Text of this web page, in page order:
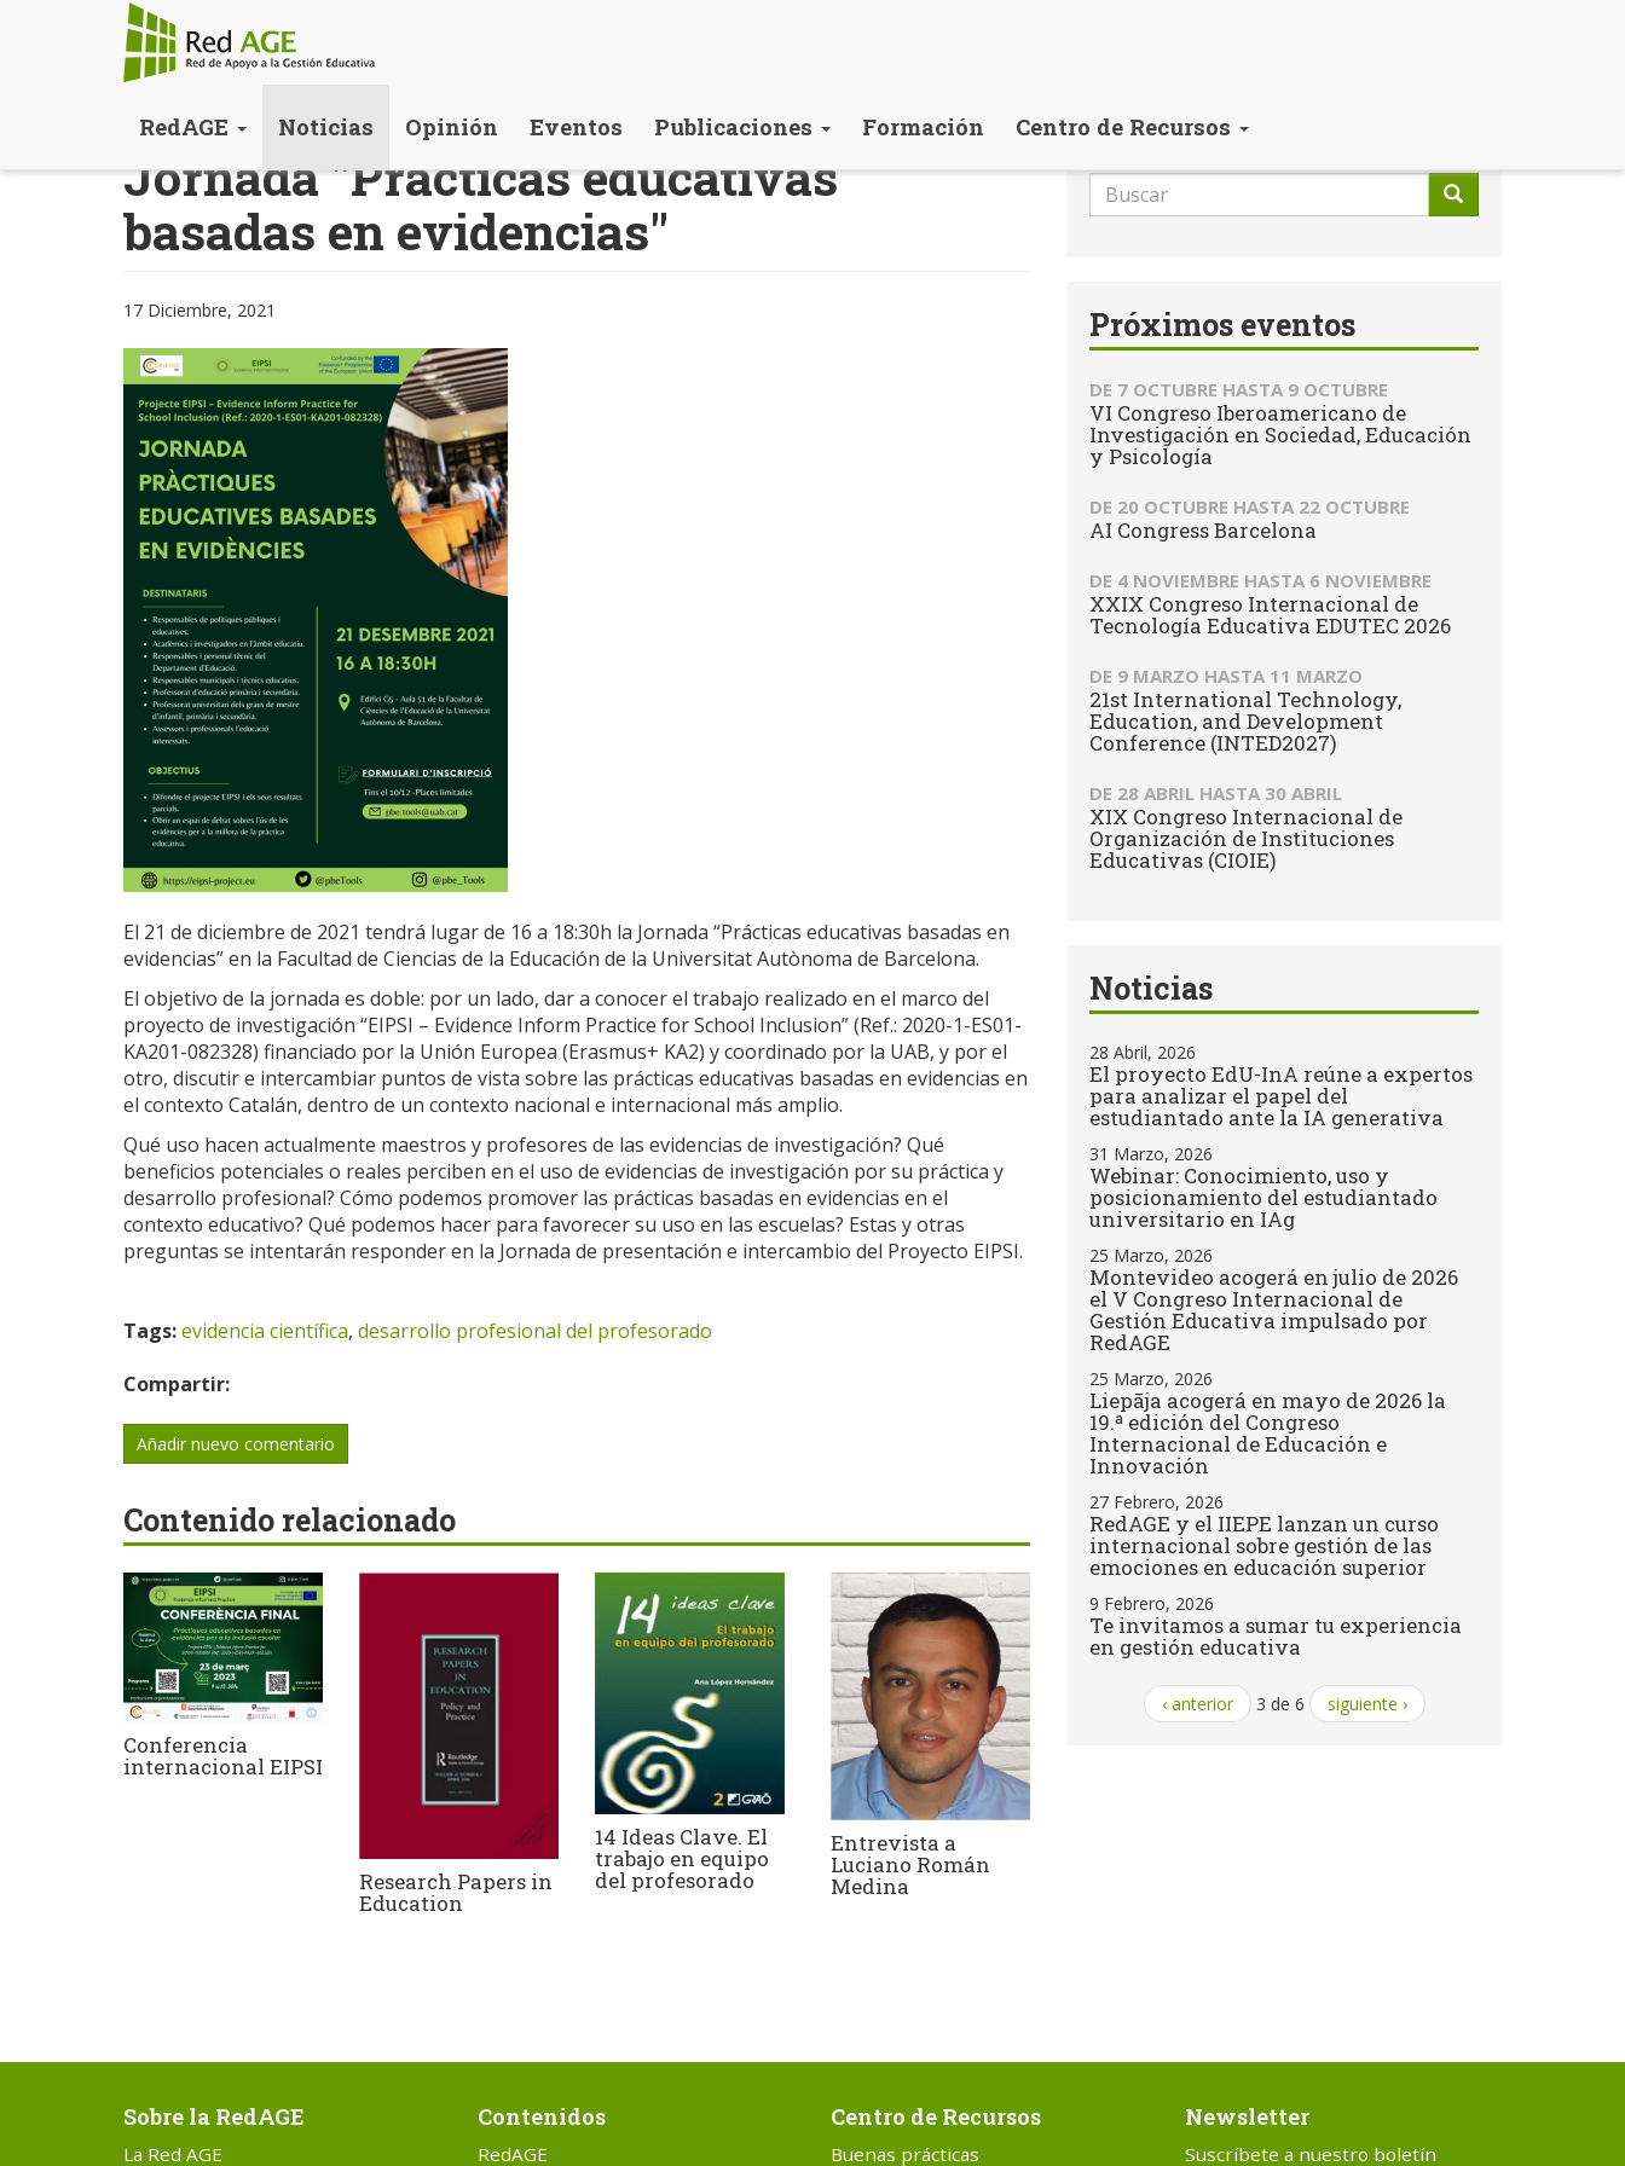
contenido
RedAGE Noticias Opinión Eventos Publicaciones Formación Centro de Recursos
Jornada "Prácticas educativas
basadas en evidencias"
17 Diciembre, 2021
El 21 de diciembre de 2021 tendrá lugar de 16 a 18:30h la Jornada “Prácticas educativas basadas en
evidencias” en la Facultad de Ciencias de la Educación de la Universitat Autònoma de Barcelona.
El objetivo de la jornada es doble: por un lado, dar a conocer el trabajo realizado en el marco del
proyecto de investigación “EIPSI – Evidence Inform Practice for School Inclusion” (Ref.: 2020-1-ES01-
KA201-082328) financiado por la Unión Europea (Erasmus+ KA2) y coordinado por la UAB, y por el
otro, discutir e intercambiar puntos de vista sobre las prácticas educativas basadas en evidencias en
el contexto Catalán, dentro de un contexto nacional e internacional más amplio.
Qué uso hacen actualmente maestros y profesores de las evidencias de investigación? Qué
beneficios potenciales o reales perciben en el uso de evidencias de investigación por su práctica y
desarrollo profesional? Cómo podemos promover las prácticas basadas en evidencias en el
contexto educativo? Qué podemos hacer para favorecer su uso en las escuelas? Estas y otras
preguntas se intentarán responder en la Jornada de presentación e intercambio del Proyecto EIPSI.
Tags:evidencia científica, desarrollo profesional del profesorado
Compartir:
Añadir nuevo comentario
Contenido relacionado
Conferencia
internacional EIPSI
Research Papers in
Education
14 Ideas Clave. El
trabajo en equipo
del profesorado
Entrevista a
Luciano Román
Medina
Formulario
de
Próximos eventos
DE 7 OCTUBRE HASTA 9 OCTUBRE
VI Congreso Iberoamericano de
Investigación en Sociedad, Educación
y Psicología
DE 20 OCTUBRE HASTA 22 OCTUBRE
AI Congress Barcelona
DE 4 NOVIEMBRE HASTA 6 NOVIEMBRE
XXIX Congreso Internacional de
Tecnología Educativa EDUTEC 2026
DE 9 MARZO HASTA 11 MARZO
21st International Technology,
Education, and Development
Conference (INTED2027)
DE 28 ABRIL HASTA 30 ABRIL
XIX Congreso Internacional de
Organización de Instituciones
Educativas (CIOIE)
Noticias
28 Abril, 2026
El proyecto EdU-InA reúne a expertos
para analizar el papel del
estudiantado ante la IA generativa
31 Marzo, 2026
Webinar: Conocimiento, uso y
posicionamiento del estudiantado
universitario en IAg
25 Marzo, 2026
Montevideo acogerá en julio de 2026
el V Congreso Internacional de
Gestión Educativa impulsado por
RedAGE
25 Marzo, 2026
Liepāja acogerá en mayo de 2026 la
19.ª edición del Congreso
Internacional de Educación e
Innovación
27 Febrero, 2026
RedAGE y el IIEPE lanzan un curso
internacional sobre gestión de las
emociones en educación superior
9 Febrero, 2026
Te invitamos a sumar tu experiencia
en gestión educativa
‹ anterior 3 de 6 siguiente ›
Sobre la RedAGE
La Red AGE
Contenidos
RedAGE
Centro de Recursos
Buenas prácticas
Newsletter
Suscríbete a nuestro boletín